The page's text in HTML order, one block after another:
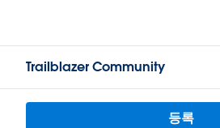
Trailblazer Community
등록